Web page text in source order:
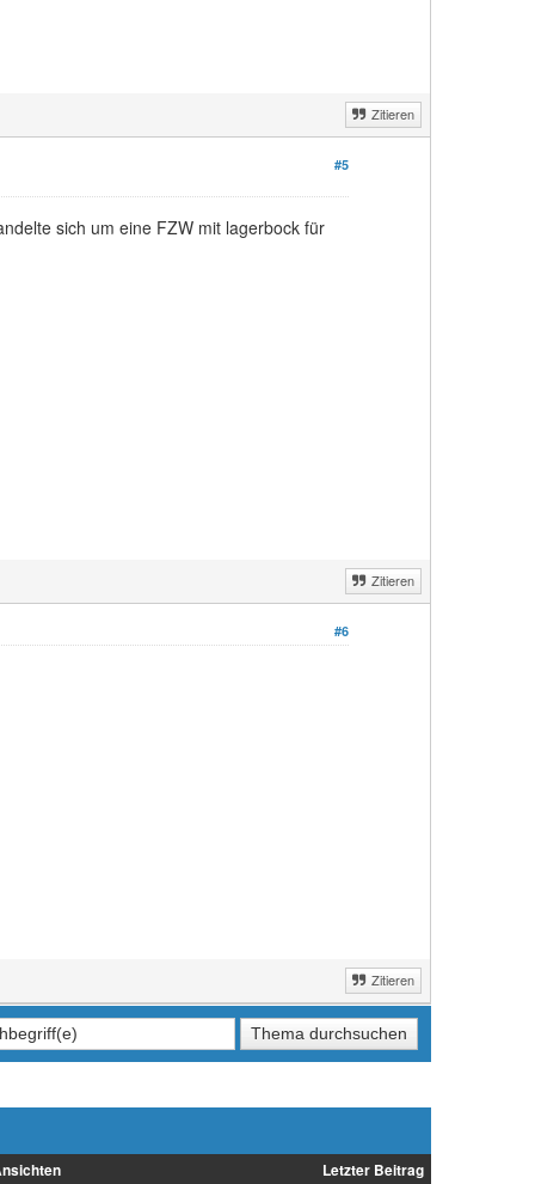
Zitieren
#5
sich um eine FZW mit lagerbock für
Zitieren
#6
Zitieren
Letzter Beitrag